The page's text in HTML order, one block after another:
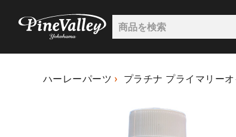
ハーレーパーツ プラチナ プライマリー